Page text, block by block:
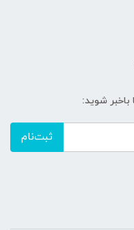
شوید:
ثبت‌نام